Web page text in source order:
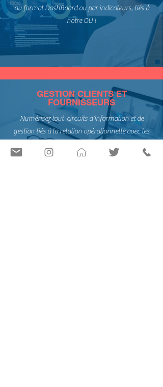
au format DashBoard ou par indicateurs, liés à
notre OU !
GESTION CLIENTS ET
FOURNISSEURS
Numérisez tout circuits d'information et de
gestion liés à la relation opérationnelle avec les